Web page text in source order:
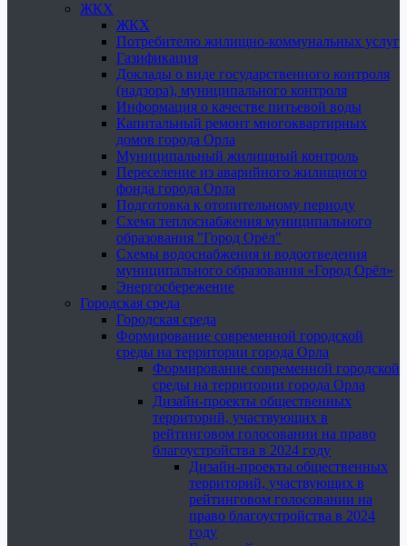
ЖКХ
ЖКХ
Потребителю жилищно-коммунальных услуг
Газификация
Доклады о виде государственного контроля
(надзора), муниципального контроля
Информация о качестве питьевой воды
Капитальный ремонт многоквартирных
домов города Орла
Муниципальный жилищный контроль
Переселение из аварийного жилищного
фонда города Орла
Подготовка к отопительному периоду
Схема теплоснабжения муниципального
образования "Город Орёл"
Схемы водоснабжения и водоотведения
муниципального образования «Город Орёл»
Энергосбережение
Городская среда
Городская среда
Формирование современной городской
среды на территории города Орла
Формирование современной городской
среды на территории города Орла
Дизайн-проекты общественных
территорий, участвующих в
рейтинговом голосовании на право
благоустройства в 2024 году
Дизайн-проекты общественных
территорий, участвующих в
рейтинговом голосовании на
право благоустройства в 2024
году